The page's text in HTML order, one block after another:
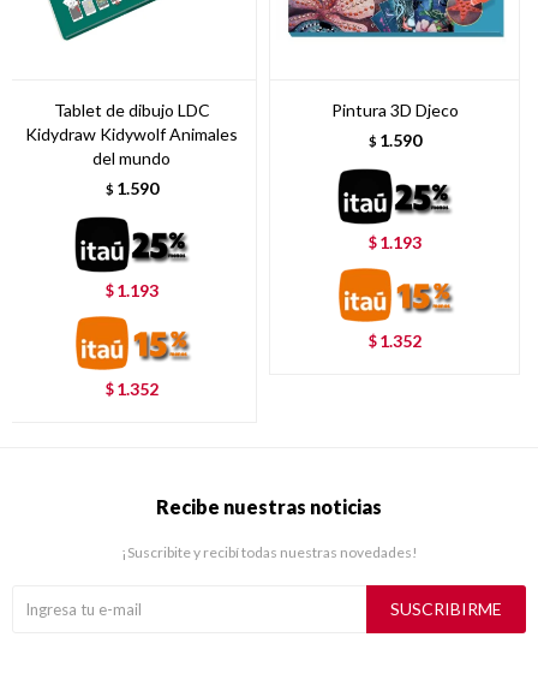
Tablet de dibujo LDC
Kidydraw Kidywolf Animales
del mundo
$ 1.590
$ 1.193
$ 1.352
Pintura 3D Djeco
$ 1.590
$ 1.193
$ 1.352
Recibe nuestras noticias
¡Suscribite y recibí todas nuestras novedades!
SUSCRIBIRME